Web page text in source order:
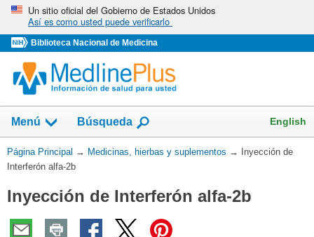
Omita
vaya
al
Contenido
Un sitio oficial del Gobierno de Estados Unidos
Así es como usted puede verificarlo
Biblioteca Nacional de Medicina
Menú
Mostrar
campo
de
Búsqueda English
Usted
está
Página Principal → Medicinas, hierbas y suplementos → Inyección de
Interferón alfa-2b
Inyección de Interferón alfa-2b